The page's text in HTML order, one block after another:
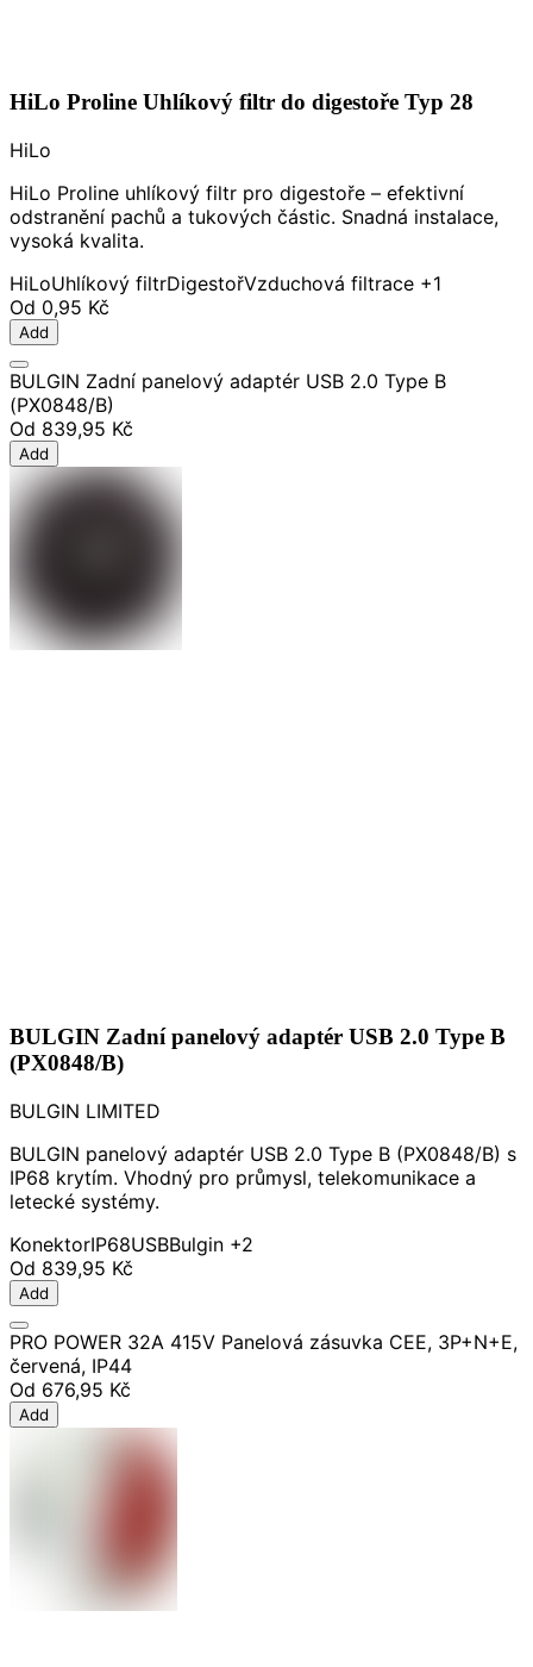
HiLo Proline Uhlíkový filtr do digestoře Typ 28
HiLo
HiLo Proline uhlíkový filtr pro digestoře – efektivní
odstranění pachů a tukových částic. Snadná instalace,
vysoká kvalita.
HiLoUhlíkový filtrDigestořVzduchová filtrace +1
Od 0,95 Kč
Add
BULGIN Zadní panelový adaptér USB 2.0 Type B
(PX0848/B)
Od 839,95 Kč
Add
BULGIN Zadní panelový adaptér USB 2.0 Type B
(PX0848/B)
BULGIN LIMITED
BULGIN panelový adaptér USB 2.0 Type B (PX0848/B) s
IP68 krytím. Vhodný pro průmysl, telekomunikace a
letecké systémy.
KonektorIP68USBBulgin +2
Od 839,95 Kč
Add
PRO POWER 32A 415V Panelová zásuvka CEE, 3P+N+E,
červená, IP44
Od 676,95 Kč
Add